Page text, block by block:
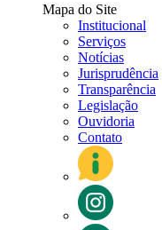
Mapa do Site
Institucional
Serviços
Notícias
Jurisprudência
Transparência
Legislação
Ouvidoria
Contato